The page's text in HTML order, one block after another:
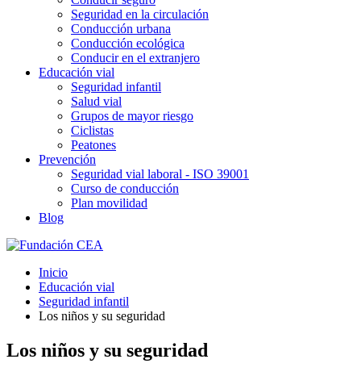
Seguridad en la circulación
Conducción urbana
Conducción ecológica
Conducir en el extranjero
Educación vial
Seguridad infantil
Salud vial
Grupos de mayor riesgo
Ciclistas
Peatones
Prevención
Seguridad vial laboral - ISO 39001
Curso de conducción
Plan movilidad
Blog
Inicio
Educación vial
Seguridad infantil
Los niños y su seguridad
Los niños y su seguridad